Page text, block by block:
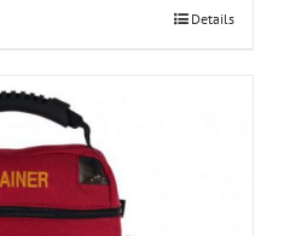
Details